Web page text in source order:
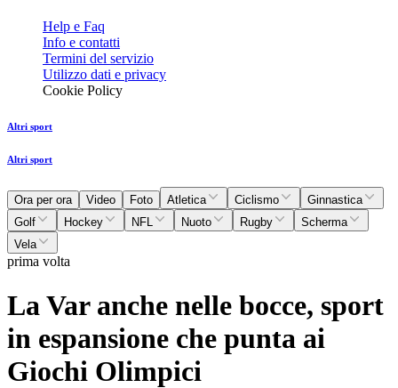
Help e Faq
Info e contatti
Termini del servizio
Utilizzo dati e privacy
Cookie Policy
Altri sport
Altri sport
Ora per ora Video Foto Atletica Ciclismo
Ginnastica
Golf
Hockey NFL Nuoto Rugby
Scherma
Vela
prima volta
La Var anche nelle bocce, sport
in espansione che punta ai
Giochi Olimpici